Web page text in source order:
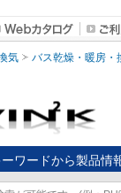
気 バス乾燥・暖房・
ーワードから製品情